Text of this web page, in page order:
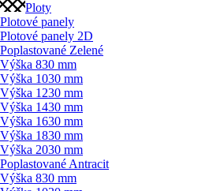
Ploty
Plotové panely
Plotové panely 2D
Poplastované Zelené
Výška 830 mm
Výška 1030 mm
Výška 1230 mm
Výška 1430 mm
Výška 1630 mm
Výška 1830 mm
Výška 2030 mm
Poplastované Antracit
Výška 830 mm